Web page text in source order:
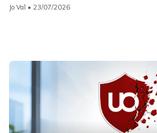
Jo Val • 23/07/2026